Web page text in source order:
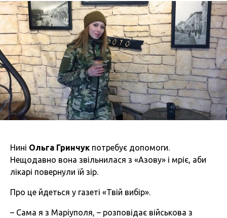
Нині Ольга Гринчук потребує допомоги.
Нещодавно вона звільнилася з «Азову» і мріє, аби
лікарі повернули їй зір.
Про це йдеться у газеті «Твій вибір».
– Сама я з Маріуполя, – розповідає військова з